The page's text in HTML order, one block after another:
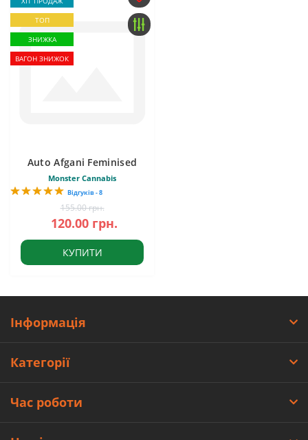
ТОП
ЗНИЖКА
ВАГОН ЗНИЖОК
Auto Afgani Feminised
Monster Cannabis
Відгуків - 8
155.00 грн.
120.00 грн.
КУПИТИ
Інформація
Категорії
Час роботи